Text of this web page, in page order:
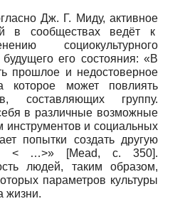
Дж. Г. Миду, активное
в сообществах ведёт к
социокультурного
его состояния: «В
прошлое и недостоверное
которое может повлиять
составляющих группу.
в различные возможные
инструментов и социальных
попытки создать другую
< …>» [Меаd, с. 350].
людей, таким образом,
параметров культуры
жизни.